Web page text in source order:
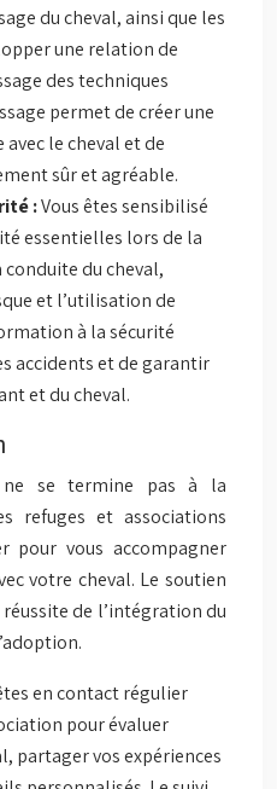
du cheval, ainsi que les
une relation de
des techniques
permet de créer une
le cheval et de
sûr et agréable.
:Vous êtes sensibilisé
essentielles lors de la
du cheval,
et l’utilisation de
à la sécurité
accidents et de garantir
et du cheval.
ne se termine pas à la
refuges et associations
pour vous accompagner
votre cheval. Le soutien
de l’intégration du
en contact régulier
pour évaluer
partager vos expériences